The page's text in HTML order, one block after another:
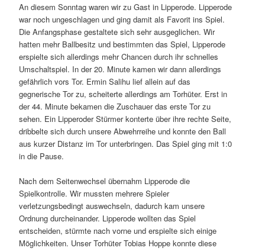
An diesem Sonntag waren wir zu Gast in Lipperode. Lipperode
war noch ungeschlagen und ging damit als Favorit ins Spiel.
Die Anfangsphase gestaltete sich sehr ausgeglichen. Wir
hatten mehr Ballbesitz und bestimmten das Spiel, Lipperode
erspielte sich allerdings mehr Chancen durch ihr schnelles
Umschaltspiel. In der 20. Minute kamen wir dann allerdings
gefährlich vors Tor. Ermin Salihu lief allein auf das
gegnerische Tor zu, scheiterte allerdings am Torhüter. Erst in
der 44. Minute bekamen die Zuschauer das erste Tor zu
sehen. Ein Lipperoder Stürmer konterte über ihre rechte Seite,
dribbelte sich durch unsere Abwehrreihe und konnte den Ball
aus kurzer Distanz im Tor unterbringen. Das Spiel ging mit 1:0
in die Pause.
Nach dem Seitenwechsel übernahm Lipperode die
Spielkontrolle. Wir mussten mehrere Spieler
verletzungsbedingt auswechseln, dadurch kam unsere
Ordnung durcheinander. Lipperode wollten das Spiel
entscheiden, stürmte nach vorne und erspielte sich einige
Möglichkeiten. Unser Torhüter Tobias Hoppe konnte diese